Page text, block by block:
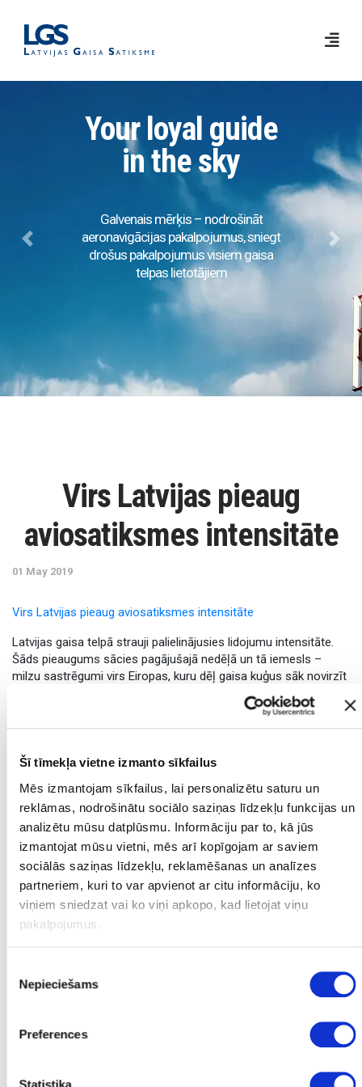
Šī tīmekļa vietne izmanto sīkfailus
Mēs izmantojam sīkfailus, lai personalizētu saturu un
reklāmas, nodrošinātu sociālo saziņas līdzekļu funkcijas un
analizētu mūsu datplūsmu. Informāciju par to, kā jūs
izmantojat mūsu vietni, mēs arī kopīgojam ar saviem
sociālās saziņas līdzekļu, reklamēšanas un analīzes
partneriem, kuri to var apvienot ar citu informāciju, ko
viņiem sniedzat vai ko viņi apkopo, kad lietojat viņu
pakalpojumus.
izvēle
Nepieciešams
Preferences
Your loyal guide
in the sky
Galvenais mērķis – nodrošināt
aeronavigācijas pakalpojumus, sniegt
drošus pakalpojumus visiem gaisa
telpas lietotājiem
Previous Next
Virs Latvijas pieaug
aviosatiksmes intensitāte
01 May 2019
Virs Latvijas pieaug aviosatiksmes intensitāte
Latvijas gaisa telpā strauji palielinājusies lidojumu intensitāte.
Šāds pieaugums sācies pagājušajā nedēļā un tā iemesls –
milzu sastrēgumi virs Eiropas, kuru dēļ gaisa kuģus sāk novirzīt
vidienē. Pērn Eiropā kavējies katrs piektais reiss ar vidējo
kavēšanās laiku 50 minūtes. Šovasar lidostās tiek prognozēti
lielākie sastrēgumi jebkad vēsturē, tādēļ ir izstrādāts plāns, kas
jau patlaban paredz daļu tranzītplūsmas no pārslogotajiem
reģioniem novirzīt, un tas nozīmē lidojumu intensitātes
pieaugumu arī virs Latvijas.
Civilās aviācijas aģentūrā LNT Ziņām skaidro, ka Eiropas gaisa
satiksmes sistēma jau vairs nespēj tikt galā ar aviopārvadājumu
straujo pieaugumu.
norāda: “Nozarē, ja mēs runājam par lidojumu kavējumiem, tad
tā arī tiek saukts, ka tas ir tāds kontrolēts haoss. Kavējumus
vadītāja vietnieks Vadims Voronovs pauž: “Tas, protams, nes